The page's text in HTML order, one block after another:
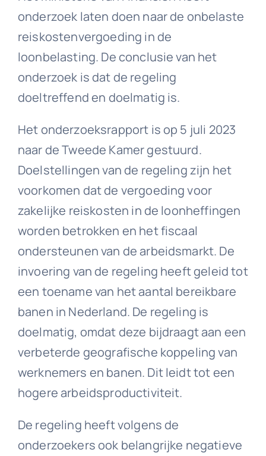
onderzoek laten doen naar de onbelaste
reiskostenvergoeding in de
loonbelasting. De conclusie van het
onderzoek is dat de regeling
doeltreffend en doelmatig is.
Het onderzoeksrapport is op 5 juli 2023
naar de Tweede Kamer gestuurd.
Doelstellingen van de regeling zijn het
voorkomen dat de vergoeding voor
zakelijke reiskosten in de loonheffingen
worden betrokken en het fiscaal
ondersteunen van de arbeidsmarkt. De
invoering van de regeling heeft geleid tot
een toename van het aantal bereikbare
banen in Nederland. De regeling is
doelmatig, omdat deze bijdraagt aan een
verbeterde geografische koppeling van
werknemers en banen. Dit leidt tot een
hogere arbeidsproductiviteit.
De regeling heeft volgens de
onderzoekers ook belangrijke negatieve